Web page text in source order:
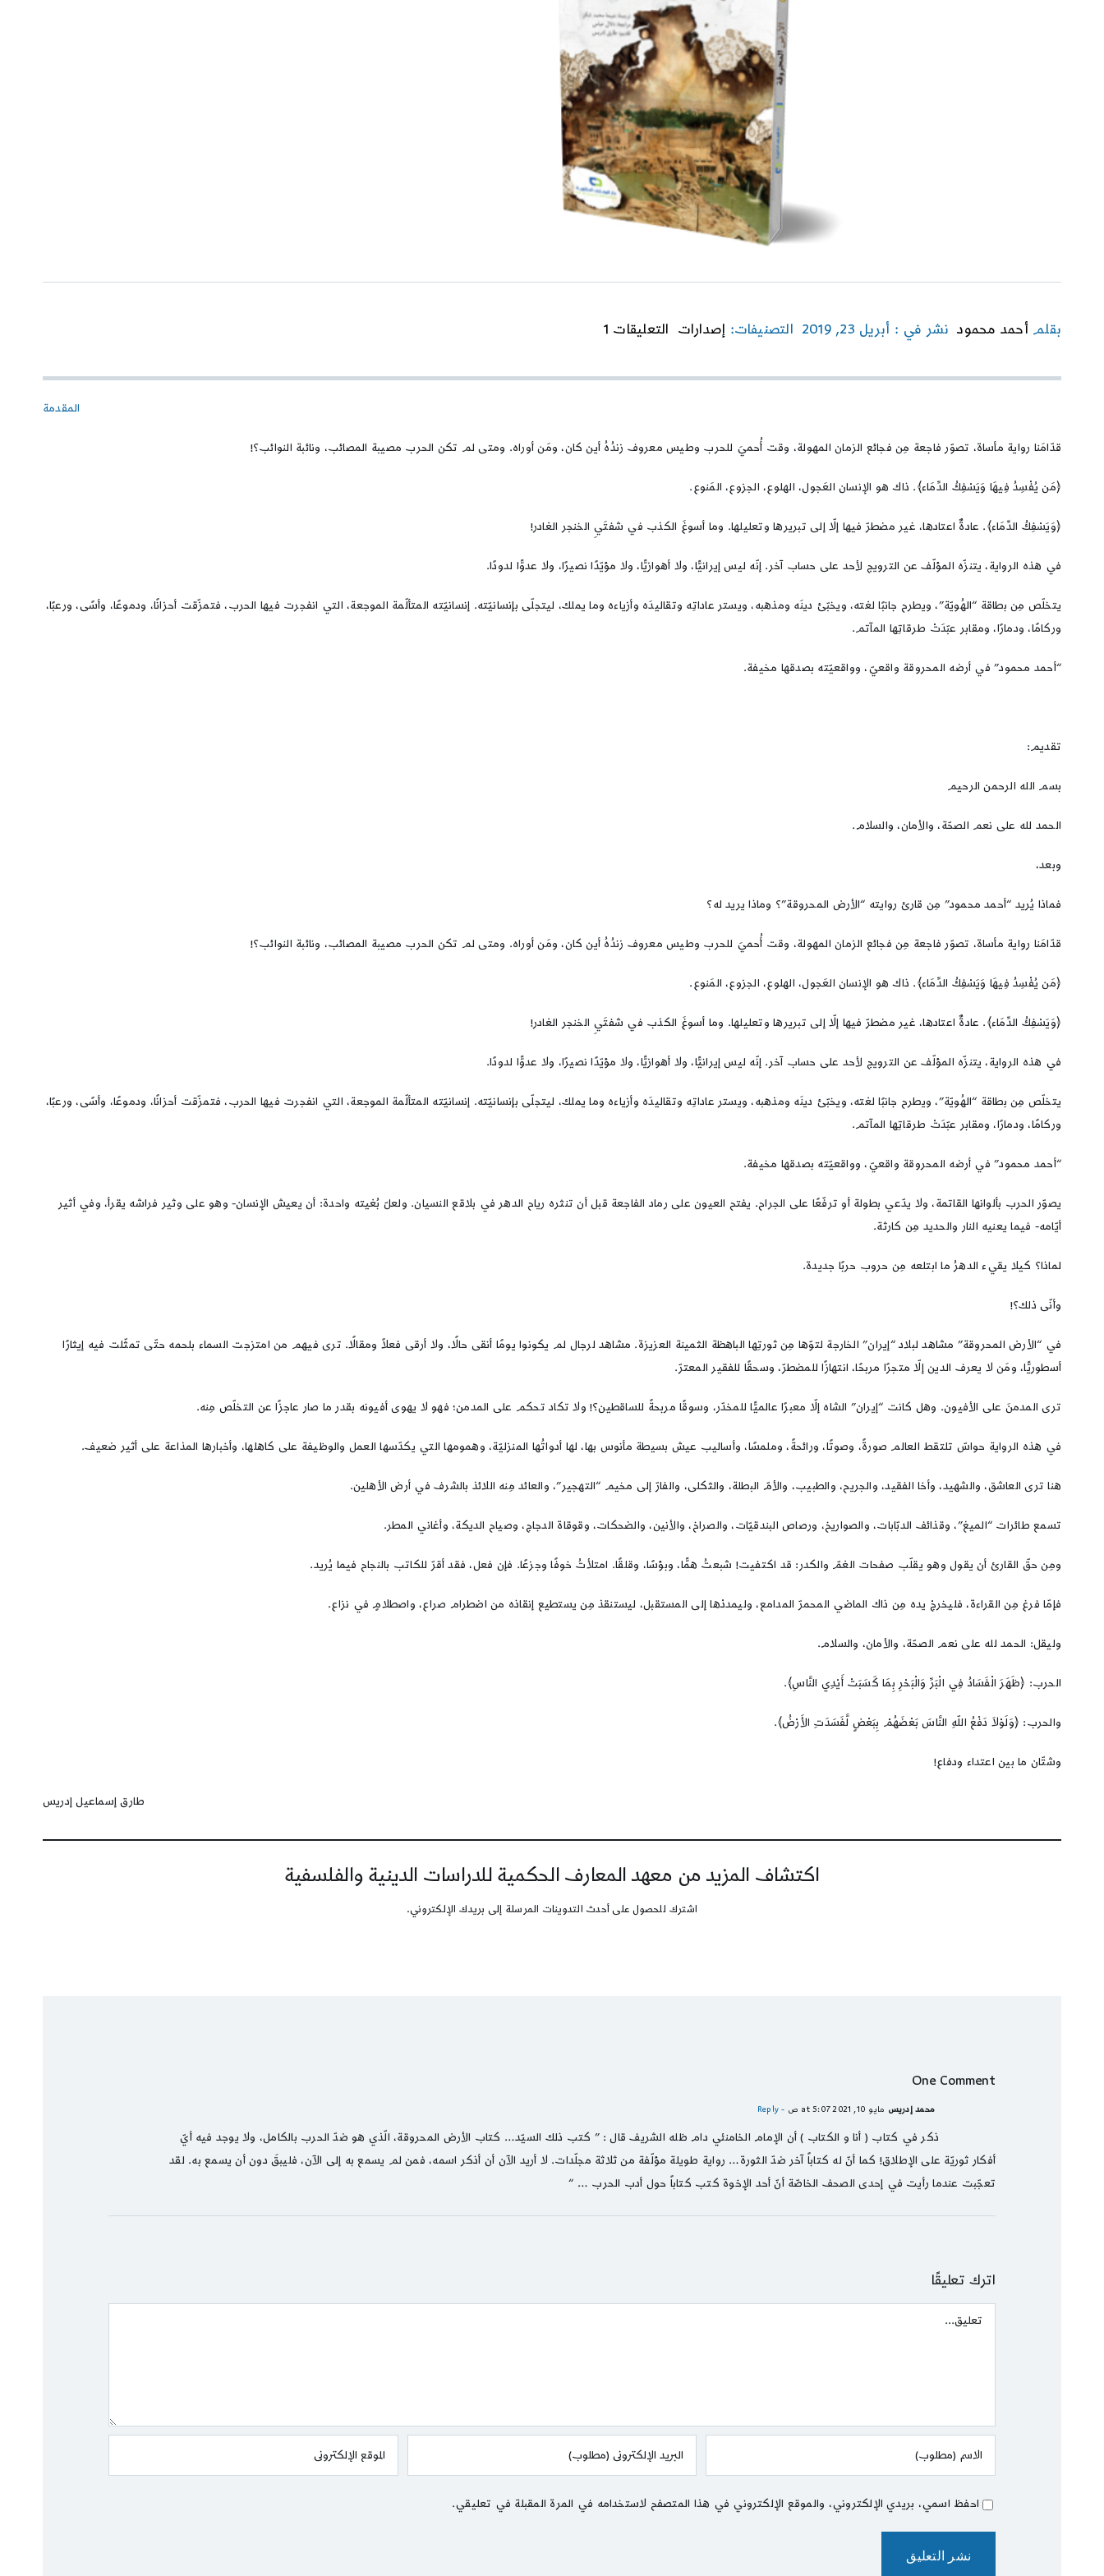
بقلمأحمد محمود نشر في : أبريل 23, 2019 التصنيفات: إصدارات التعليقات 1 on
المقدمة
قدّامَنا رواية مأساة، تصوّر فاجعة مِن فجائع الزمان المهولة، وقت أُحميَ للحرب وطيس معروف زندُهُ أين كان، ومَن أوراه. ومتى لم تكن الحرب مصيبة المصائب، ونائبة النوائب؟!
﴿مَن يُفْسِدُ فِيهَا وَيَسْفِكُ الدِّمَاء﴾. ذاك هو الإنسان العَجول، الهلوع، الجزوع، المَنوع.
﴿وَيَسْفِكُ الدِّمَاء﴾. عادةٌ اعتادها، غير مضطرّ فيها إلّا إلى تبريرها وتعليلها. وما أسوغَ الكذب في شفتَيِ الخنجر الغادر!
في هذه الرواية، يتنزّه المؤلّف عن الترويج لأحد على حساب آخر. إنّه ليس إيرانيًّا، ولا أهوازيًّا، ولا مؤيّدًا نصيرًا، ولا عدوًّا لدودًا.
يتخلّص مِن بطاقة “الهُويّة”، ويطرح جانبًا لغته، ويخبّئ دينَه ومذهبه، ويستر عاداتِه وتقاليدَه وأزياءه وما يملك، ليتجلّى بإنسانيّته. إنسانيّته المتألّمة الموجعة، التي انفجرت فيها الحرب، فتمزّقت أحزانًا، ودموعًا، وأسًى، ورعبًا،
وركامًا، ودمارًا، ومقابر عبّدَتْ طرقاتِها المآتم.
“أحمد محمود” في أرضه المحروقة واقعيّ، وواقعيّته بصدقها مخيفة.
تقديم:
بسم الله الرحمن الرحيم
الحمد لله على نعم الصحّة، والأمان، والسلام.
وبعد،
فماذا يُريد “أحمد محمود” مِن قارئ روايته “الأرض المحروقة”؟ وماذا يريد له؟
قدّامَنا رواية مأساة، تصوّر فاجعة مِن فجائع الزمان المهولة، وقت أُحميَ للحرب وطيس معروف زندُهُ أين كان، ومَن أوراه. ومتى لم تكن الحرب مصيبة المصائب، ونائبة النوائب؟!
﴿مَن يُفْسِدُ فِيهَا وَيَسْفِكُ الدِّمَاء﴾. ذاك هو الإنسان العَجول، الهلوع، الجزوع، المَنوع.
﴿وَيَسْفِكُ الدِّمَاء﴾. عادةٌ اعتادها، غير مضطرّ فيها إلّا إلى تبريرها وتعليلها. وما أسوغَ الكذب في شفتَيِ الخنجر الغادر!
في هذه الرواية، يتنزّه المؤلّف عن الترويج لأحد على حساب آخر. إنّه ليس إيرانيًّا، ولا أهوازيًّا، ولا مؤيّدًا نصيرًا، ولا عدوًّا لدودًا.
يتخلّص مِن بطاقة “الهُويّة”، ويطرح جانبًا لغته، ويخبّئ دينَه ومذهبه، ويستر عاداتِه وتقاليدَه وأزياءه وما يملك، ليتجلّى بإنسانيّته. إنسانيّته المتألّمة الموجعة، التي انفجرت فيها الحرب، فتمزّقت أحزانًا، ودموعًا، وأسًى، ورعبًا،
وركامًا، ودمارًا، ومقابر عبّدَتْ طرقاتِها المآتم.
“أحمد محمود” في أرضه المحروقة واقعيّ، وواقعيّته بصدقها مخيفة.
يصوّر الحرب بألوانها القاتمة، ولا يدّعي بطولة أو ترفّعًا على الجراح. يفتح العيون على رماد الفاجعة قبل أن تنثره رياح الدهر في بلاقع النسيان. ولعلّ بُغيته واحدة: أن يعيش الإنسان- وهو على وثير فراشه يقرأ، وفي أثير
أيّامه- فيما يعنيه النار والحديد مِن كارثة.
لماذا؟ كيلا يقيء الدهرُ ما ابتلعه مِن حروب حربًا جديدة.
وأنّى ذلك؟!
في “الأرض المحروقة” مشاهد لبلاد “إيران” الخارجة لتوّها مِن ثورتِها الباهظة الثمينة العزيزة. مشاهد لرجال لم يكونوا يومًا أنقى حالًا، ولا أرقى فعلاً ومقالًا. ترى فيهم من امتزجت السماء بلحمه حتّى تمثّلت فيه إيثارًا
أسطوريًّا، ومَن لا يعرف الدين إلّا متجرًا مربحًا، انتهازًا للمضطرّ، وسحقًا للفقير المعترّ.
ترى المدمنَ على الأفيون. وهل كانت “إيران” الشاه إلّا معبرًا عالميًّا للمخدّر، وسوقًا مربحةً للساقطين؟! ولا تكاد تحكم على المدمن؛ فهو لا يهوى أفيونه بقدر ما صار عاجزًا عن التخلّص مِنه.
في هذه الرواية حواسّ تلتقط العالم صورةً، وصوتًا، ورائحةً، وملمسًا، وأساليب عيش بسيطة مأنوس بها، لها أدواتُها المنزليّة، وهمومها التي يكدّسها العمل والوظيفة على كاهلها، وأخبارها المذاعة على أثير ضعيف.
هنا ترى العاشق، والشهيد، وأخا الفقيد، والجريح، والطبيب، والأمّ البطلة، والثكلى، والفارّ إلى مخيم “التهجير”، والعائد مِنه اللائذ بالشرف في أرض الأهلين.
تسمع طائرات “الميغ”، وقذائف الدبّابات، والصواريخ، ورصاص البندقيّات، والصراخ، والأنين، والضحكات، وقوقاة الدجاج، وصياح الديكة، وأغاني المطر.
ومِن حقّ القارئ أن يقول وهو يقلّب صفحات الغمّ والكدر: قد اكتفيت! شبعتُ همًّا، وبؤسًا، وقلقًا. امتلأتُ خوفًا وجزعًا. فإن فعل، فقد أقرّ للكاتب بالنجاح فيما يُريد.
فإمّا فرغ مِن القراءة، فليخرجْ يده مِن ذاك الماضي المحمرّ المدامع، وليمددْها إلى المستقبل، ليستنقذ مِن يستطيع إنقاذه من اضطرام صراع، واصطلامٍ في نزاع.
وليقل: الحمد لله على نعم الصحّة، والأمان، والسلام.
الحرب: ﴿ظَهَرَ الْفَسَادُ فِي الْبَرِّ وَالْبَحْرِ بِمَا كَسَبَتْ أَيْدِي النَّاسِ﴾.
والحرب: ﴿وَلَوْلاَ دَفْعُ اللّهِ النَّاسَ بَعْضَهُمْ بِبَعْضٍ لَّفَسَدَتِ الأَرْضُ﴾.
وشتّان ما بين اعتداء ودفاع!
طارق إسماعيل إدريس
اكتشاف المزيد من معهد المعارف الحكمية للدراسات الدينية والفلسفية
اشترك للحصول على أحدث التدوينات المرسلة إلى بريدك الإلكتروني.
One Comment
محمد إدريس مايو 10, 2021 at 5:07 ص - Reply
ذكر في كتاب ( أنا و الكتاب ) أن الإمام الخامنئي دام ظله الشريف قال : ” كتب ذلك السيّد… كتاب الأرض المحروقة، الّذي هو ضدّ الحرب بالكامل، ولا يوجد فيه أيّ
أفكار ثوريّة على الإطلاق! كما أنّ له كتاباً آخر ضدّ الثورة… رواية طويلة مؤلّفة من ثلاثة مجلّدات. لا أريد الآن أن أذكر اسمه، فمن لم يسمع به إلى الآن، فليبقَ دون أن يسمع به. لقد
تعجّبت عندما رأيت في إحدى الصحف الخاصّة أنّ أحد الإخوة كتب كتاباً حول أدب الحرب … “
اترك تعليقًا
Comment
احفظ اسمي، بريدي الإلكتروني، والموقع الإلكتروني في هذا المتصفح لاستخدامه في المرة المقبلة في تعليقي.